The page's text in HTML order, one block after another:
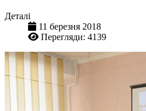
Деталі
11 березня 2018
Перегляди: 4139